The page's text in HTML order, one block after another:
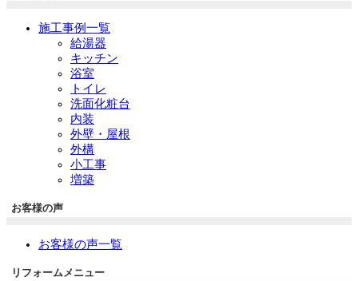
施工事例一覧
給湯器
キッチン
浴室
トイレ
洗面化粧台
内装
外壁・屋根
外構
小工事
増築
お客様の声
お客様の声一覧
リフォームメニュー